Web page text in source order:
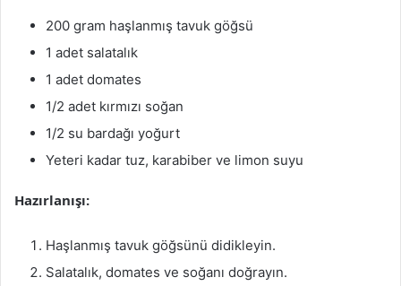
200 gram haşlanmış tavuk göğsü
1 adet salatalık
1 adet domates
1/2 adet kırmızı soğan
1/2 su bardağı yoğurt
Yeteri kadar tuz, karabiber ve limon suyu
Hazırlanışı:
Haşlanmış tavuk göğsünü didikleyin.
Salatalık, domates ve soğanı doğrayın.